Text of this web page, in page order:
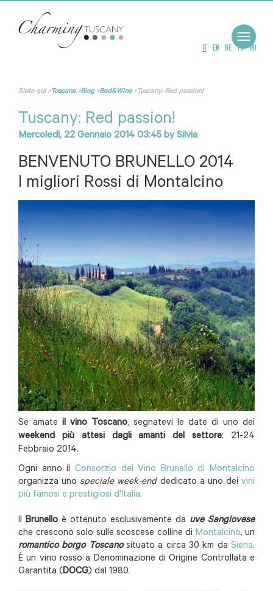
IT EN DE FR RU
Toggle
Siete qui>Toscana>Blog>Bed&Wine>Tuscany: Red passion!
Tuscany: Red passion!
Mercoledì, 22 Gennaio 2014 03:45 bySilvia
BENVENUTO BRUNELLO 2014
I migliori Rossi di Montalcino
Se amate il vino Toscano, segnatevi le date di uno dei
weekend più attesi dagli amanti del settore: 21-24
Febbraio 2014.
Ogni anno il Consorzio del Vino Brunello di Montalcino
organizza uno speciale week-enddedicato a uno dei vini
più famosi e prestigiosi d'Italia.
Il Brunello è ottenuto esclusivamente da uve Sangiovese
che crescono solo sulle scoscese colline di Montalcino, un
romantico borgo Toscanosituato a circa 30 km daSiena.
È un vino rosso a Denominazione di Origine Controllata e
Garantita (DOCG) dal 1980.